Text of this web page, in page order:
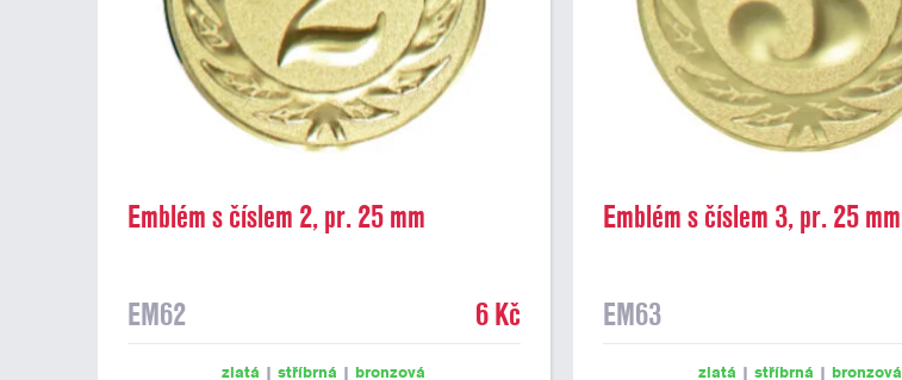
Emblém s číslem 2, pr. 25 mm
EM62 6 Kč
zlatá |stříbrná | bronzová
Emblém s číslem 3, pr. 25 mm
EM63
zlatá | stříbrná | bronzová